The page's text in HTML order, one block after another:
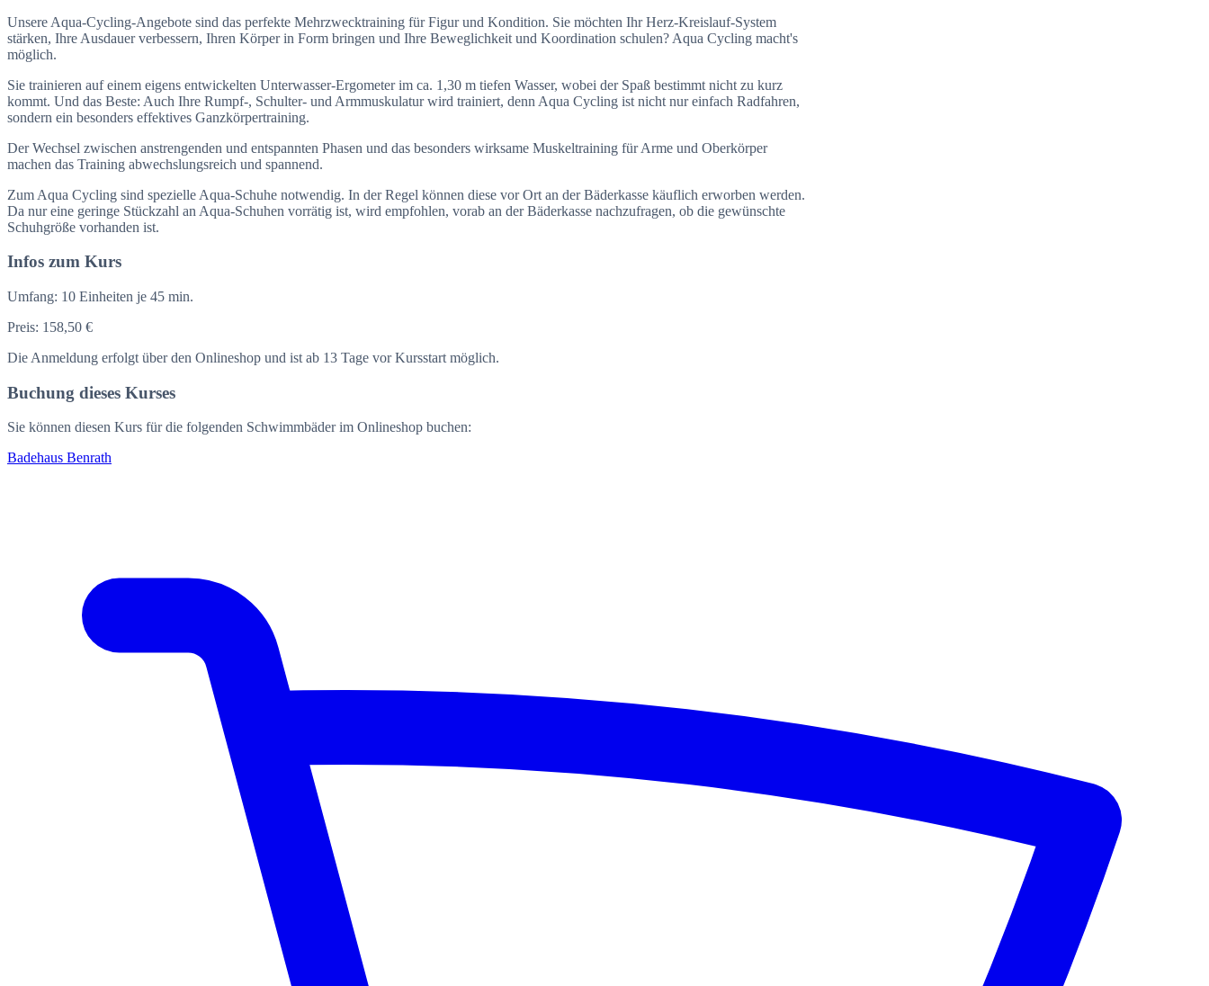
Unsere Aqua-Cycling-Angebote sind das perfekte Mehrzwecktraining für Figur und Kondition. Sie möchten Ihr Herz-Kreislauf-System
stärken, Ihre Ausdauer verbessern, Ihren Körper in Form bringen und Ihre Beweglichkeit und Koordination schulen? Aqua Cycling macht's
möglich.
Sie trainieren auf einem eigens entwickelten Unterwasser-Ergometer im ca. 1,30 m tiefen Wasser, wobei der Spaß bestimmt nicht zu kurz
kommt. Und das Beste: Auch Ihre Rumpf-, Schulter- und Armmuskulatur wird trainiert, denn Aqua Cycling ist nicht nur einfach Radfahren,
sondern ein besonders effektives Ganzkörpertraining.
Der Wechsel zwischen anstrengenden und entspannten Phasen und das besonders wirksame Muskeltraining für Arme und Oberkörper
machen das Training abwechslungsreich und spannend.
Zum Aqua Cycling sind spezielle Aqua-Schuhe notwendig. In der Regel können diese vor Ort an der Bäderkasse käuflich erworben werden.
Da nur eine geringe Stückzahl an Aqua-Schuhen vorrätig ist, wird empfohlen, vorab an der Bäderkasse nachzufragen, ob die gewünschte
Schuhgröße vorhanden ist.
Infos zum Kurs
Umfang: 10 Einheiten je 45 min.
Preis: 158,50 €
Die Anmeldung erfolgt über den Onlineshop und ist ab 13 Tage vor Kursstart möglich.
Buchung dieses Kurses
Sie können diesen Kurs für die folgenden Schwimmbäder im Onlineshop buchen:
Badehaus Benrath